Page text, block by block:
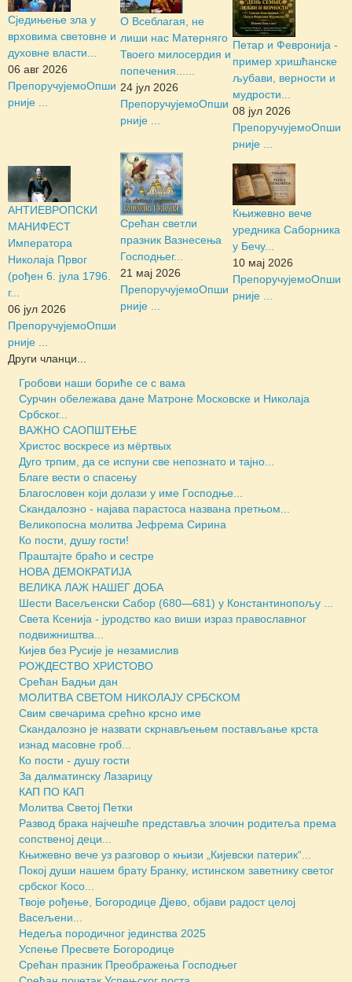
Сједињење зла у
врховима световне и
духовне власти...
06 авг 2026
ПрепоручујемоОпши
рније ...
О Всеблагая, не
лиши нас Матерняго
Твоего милосердия и
попечения......
24 јул 2026
ПрепоручујемоОпши
рније ...
Петар и Февронија -
пример хришћанске
љубави, верности и
мудрости...
08 јул 2026
ПрепоручујемоОпши
рније ...
АНТИЕВРОПСКИ
МАНИФЕСТ
Императора
Николаја Првог
(рођен 6. јула 1796.
г...
06 јул 2026
ПрепоручујемоОпши
рније ...
Срећан светли
празник Вазнесења
Господњег...
21 мај 2026
ПрепоручујемоОпши
рније ...
Књижевно вече
уредника Саборника
у Бечу...
10 мај 2026
ПрепоручујемоОпши
рније ...
Други чланци...
Гробови наши бориће се с вама
Сурчин обележава дане Матроне Московске и Николаја
Србског...
ВАЖНО САОПШТЕЊЕ
Христос воскресе из мёртвых
Дуго трпим, да се испуни све непознато и тајно...
Благе вести о спасењу
Благословен који долази у име Господње...
Скандалозно - најава парастоса названа претњом...
Великопосна молитва Јефрема Сирина
Ко пости, душу гости!
Праштајте браћо и сестре
НОВА ДЕМОКРАТИЈА
ВЕЛИКА ЛАЖ НАШЕГ ДОБА
Шести Васељенски Сабор (680—681) у Константинопољу ...
Света Ксенија - јуродство као виши израз православног
подвижништва...
Кијев без Русије је незамислив
РОЖДЕСТВО ХРИСТОВО
Срећан Бадњи дан
МОЛИТВА СВЕТОМ НИКОЛАЈУ СРБСКОМ
Свим свечарима срећно крсно име
Скандалозно је назвати скрнављењем постављање крста
изнад масовне гроб...
Ко пости - душу гости
За далматинску Лазарицу
КАП ПО КАП
Молитва Светој Петки
Развод брака најчешће представља злочин родитеља према
сопственој деци...
Књижевно вече уз разговор о књизи „Кијевски патерик“...
Покој души нашем брату Бранку, истинском заветнику светог
србског Косо...
Твоје рођење, Богородице Дјево, објави радост целој
Васељени...
Недеља породичног јединства 2025
Успење Пресвете Богородице
Срећан празник Преображења Господњег